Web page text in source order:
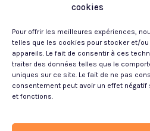
cookies
Pour offrir les meilleures expériences,
telles que les cookies pour stocker et/
appareils. Le fait de consentir à ces
traiter des données telles que le
uniques sur ce site. Le fait de ne pas
consentement peut avoir un effet
et fonctions.
Mentions Légales
Politique de Confidentialité
CGV